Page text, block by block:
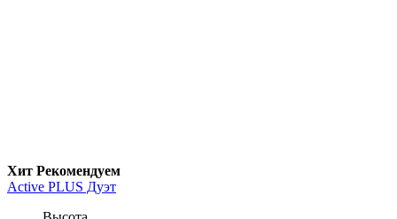
Хит Рекомендуем
Active PLUS Дуэт